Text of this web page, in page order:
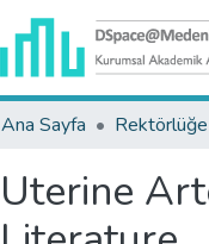
Ana Sayfa
Uterine